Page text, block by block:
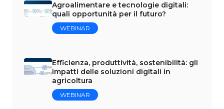
Agroalimentare e tecnologie digitali:
quali opportunità per il futuro?
WEBINAR
Efficienza, produttività, sostenibilità: gli
impatti delle soluzioni digitali in
agricoltura
WEBINAR